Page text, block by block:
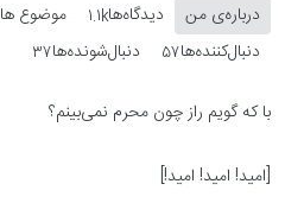
درباره‌‌ی من دیدگاه‌ها1.1k موضوع ها
دنبال‌کننده‌ها57 دنبال‌شونده‌ها37
با که گویم راز چون محرم نمی‌بینم؟
[امید! امید! امید!]